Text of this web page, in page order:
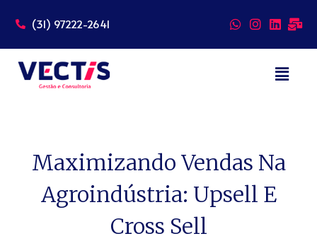
conteúdo
(31) 97222-2641
Maximizando Vendas Na
Agroindústria: Upsell E
Cross Sell